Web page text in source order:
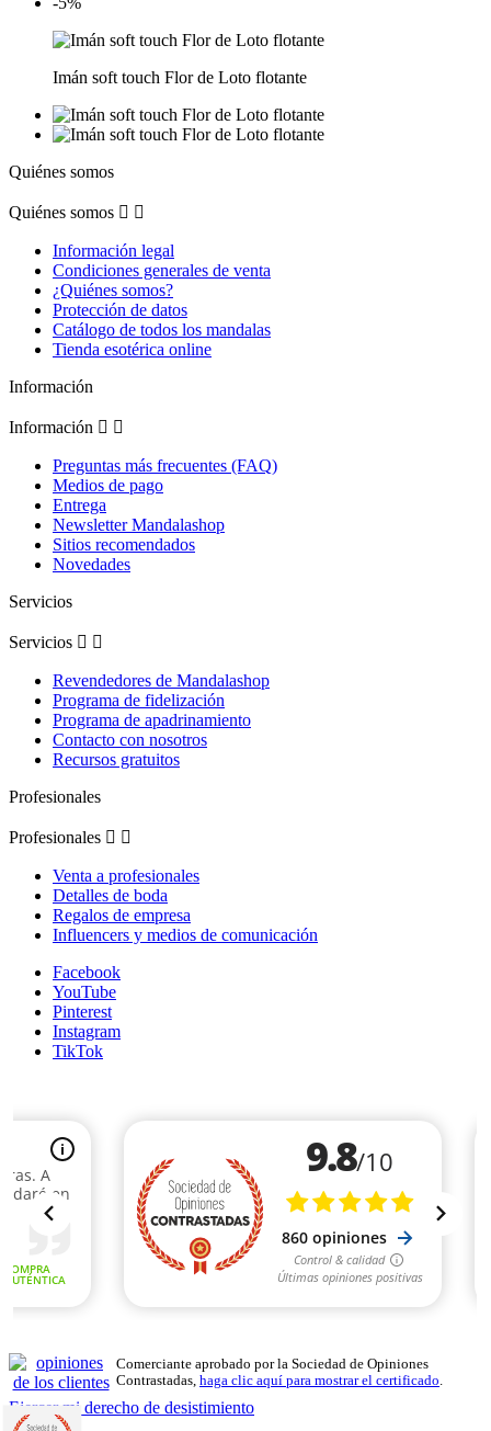
Imán soft touch Flor de Loto flotante
Quiénes somos
Quiénes somos  
Información legal
Condiciones generales de venta
¿Quiénes somos?
Protección de datos
Catálogo de todos los mandalas
Tienda esotérica online
Información
Información  
Preguntas más frecuentes (FAQ)
Medios de pago
Entrega
Newsletter Mandalashop
Sitios recomendados
Novedades
Servicios
Servicios  
Revendedores de Mandalashop
Programa de fidelización
Programa de apadrinamiento
Contacto con nosotros
Recursos gratuitos
Profesionales
Profesionales  
Venta a profesionales
Detalles de boda
Regalos de empresa
Influencers y medios de comunicación
Facebook
YouTube
Pinterest
Instagram
TikTok
Comerciante aprobado por la Sociedad de Opiniones
Contrastadas, haga clic aquí para mostrar el certificado.
Ejercer mi derecho de desistimiento